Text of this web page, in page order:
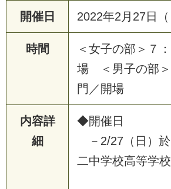
開催日 2022年2 月 27日 （
時間 ＜ 女子の部 ＞ ７ ：
場
＜ 男子の部 ＞
門 ／ 開場
内容詳
細
◆開催 日
－ 2/27 （ 日 ） 於
二中学校高等学校